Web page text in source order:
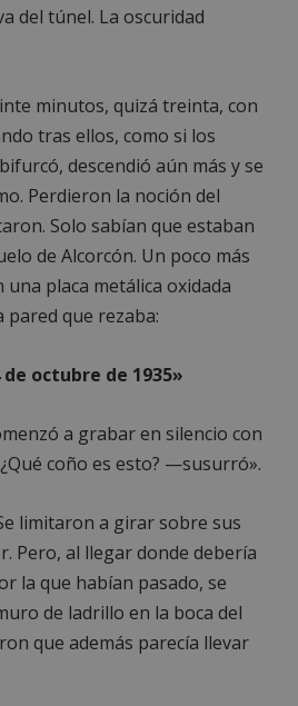
del túnel. La oscuridad
minutos, quizá treinta, con
tras ellos, como si los
descendió aún más y se
Perdieron la noción del
Solo sabían que estaban
de Alcorcón. Un poco más
placa metálica oxidada
pared que rezaba:
octubre de 1935»
a grabar en silencio con
coño es esto? —susurró».
limitaron a girar sobre sus
Pero, al llegar donde debería
la que habían pasado, se
de ladrillo en la boca del
que además parecía llevar